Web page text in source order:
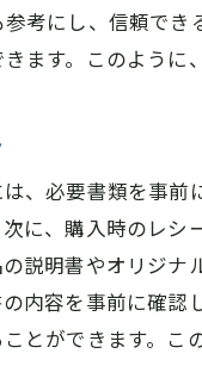
考にし、信頼でき
ます。このように
、必要書類を事前
に、購入時のレ
説明書やオリジ
内容を事前に確
とができます。こ